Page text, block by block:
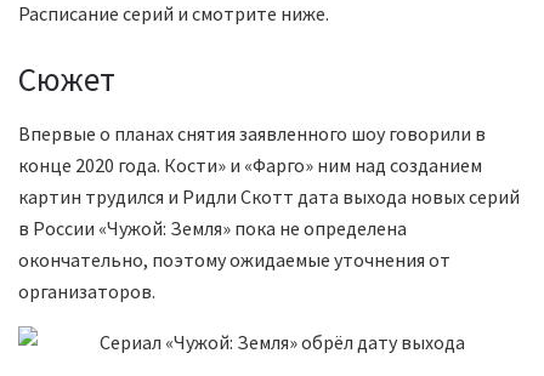
Расписание серий и смотрите ниже.
Сюжет
Впервые о планах снятия заявленного шоу говорили в
конце 2020 года. Кости» и «Фарго» ним над созданием
картин трудился и Ридли Скотт дата выхода новых серий
в России «Чужой: Земля» пока не определена
окончательно, поэтому ожидаемые уточнения от
организаторов.